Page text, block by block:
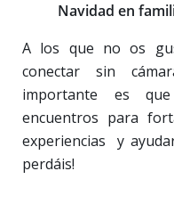
Navidad en
A los que no os
conectar sin
importante es
encuentros para
experiencias y
perdáis!